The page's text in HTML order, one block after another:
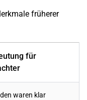
früherer
für
waren klar